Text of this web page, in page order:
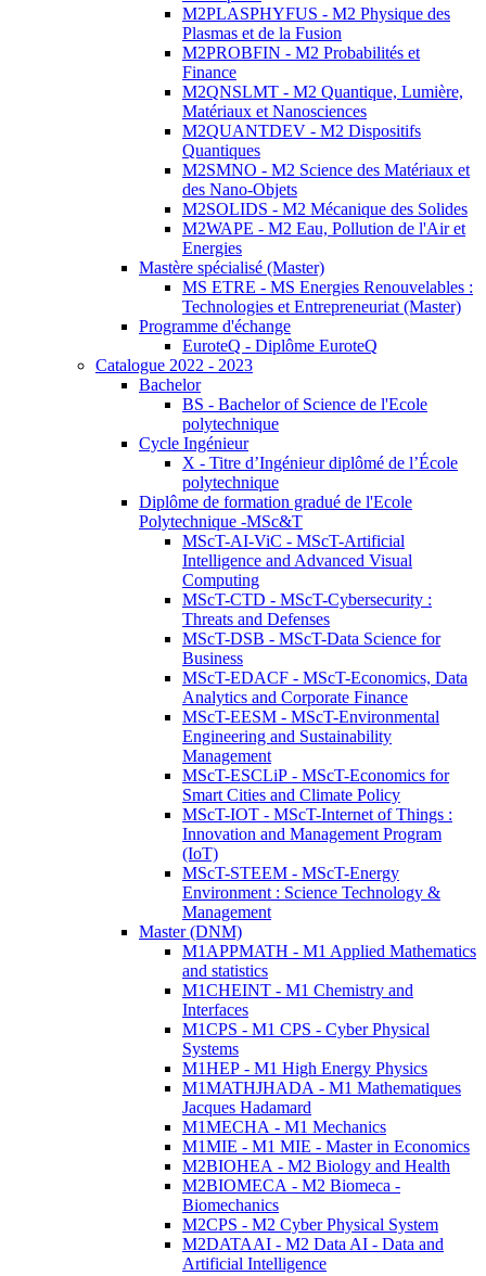
M2PLASPHYFUS - M2 Physique des
Plasmas et de la Fusion
M2PROBFIN - M2 Probabilités et
Finance
M2QNSLMT - M2 Quantique, Lumière,
Matériaux et Nanosciences
M2QUANTDEV - M2 Dispositifs
Quantiques
M2SMNO - M2 Science des Matériaux et
des Nano-Objets
M2SOLIDS - M2 Mécanique des Solides
M2WAPE - M2 Eau, Pollution de l'Air et
Energies
Mastère spécialisé (Master)
MS ETRE - MS Energies Renouvelables :
Technologies et Entrepreneuriat (Master)
Programme d'échange
EuroteQ - Diplôme EuroteQ
Catalogue 2022 - 2023
Bachelor
BS - Bachelor of Science de l'Ecole
polytechnique
Cycle Ingénieur
X - Titre d’Ingénieur diplômé de l’École
polytechnique
Diplôme de formation gradué de l'Ecole
Polytechnique -MSc&T
MScT-AI-ViC - MScT-Artificial
Intelligence and Advanced Visual
Computing
MScT-CTD - MScT-Cybersecurity :
Threats and Defenses
MScT-DSB - MScT-Data Science for
Business
MScT-EDACF - MScT-Economics, Data
Analytics and Corporate Finance
MScT-EESM - MScT-Environmental
Engineering and Sustainability
Management
MScT-ESCLiP - MScT-Economics for
Smart Cities and Climate Policy
MScT-IOT - MScT-Internet of Things :
Innovation and Management Program
(IoT)
MScT-STEEM - MScT-Energy
Environment : Science Technology &
Management
Master (DNM)
M1APPMATH - M1 Applied Mathematics
and statistics
M1CHEINT - M1 Chemistry and
Interfaces
M1CPS - M1 CPS - Cyber Physical
Systems
M1HEP - M1 High Energy Physics
M1MATHJHADA - M1 Mathematiques
Jacques Hadamard
M1MECHA - M1 Mechanics
M1MIE - M1 MIE - Master in Economics
M2BIOHEA - M2 Biology and Health
M2BIOMECA - M2 Biomeca -
Biomechanics
M2CPS - M2 Cyber Physical System
M2DATAAI - M2 Data AI - Data and
Artificial Intelligence